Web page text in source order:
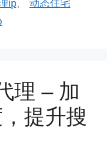
ip、动态住宅
理 – 加
提升搜